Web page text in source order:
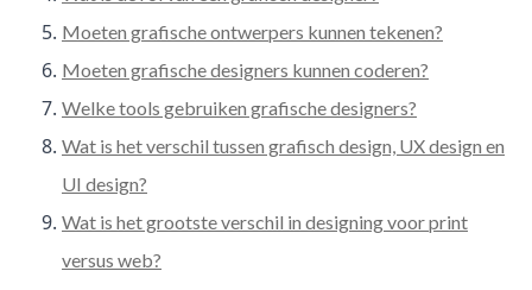
Moeten grafische ontwerpers kunnen tekenen?
Moeten grafische designers kunnen coderen?
Welke tools gebruiken grafische designers?
Wat is het verschil tussen grafisch design, UX design en
UI design?
Wat is het grootste verschil in designing voor print
versus web?